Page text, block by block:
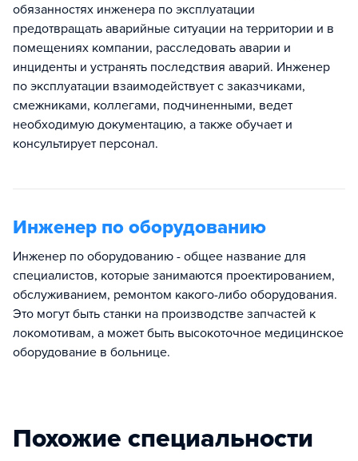
обязанностях инженера по эксплуатации
предотвращать аварийные ситуации на территории и в
помещениях компании, расследовать аварии и
инциденты и устранять последствия аварий. Инженер
по эксплуатации взаимодействует с заказчиками,
смежниками, коллегами, подчиненными, ведет
необходимую документацию, а также обучает и
консультирует персонал.
Инженер по оборудованию
Инженер по оборудованию - общее название для
специалистов, которые занимаются проектированием,
обслуживанием, ремонтом какого-либо оборудования.
Это могут быть станки на производстве запчастей к
локомотивам, а может быть высокоточное медицинское
оборудование в больнице.
Похожие специальности